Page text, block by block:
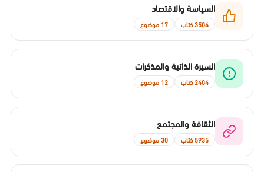
السياسة والاقتصاد
3504 كتاب 17 موضوع
السيرة الذاتية والمذكرات
2404 كتاب 12 موضوع
الثقافة والمجتمع
5935 كتاب 30 موضوع